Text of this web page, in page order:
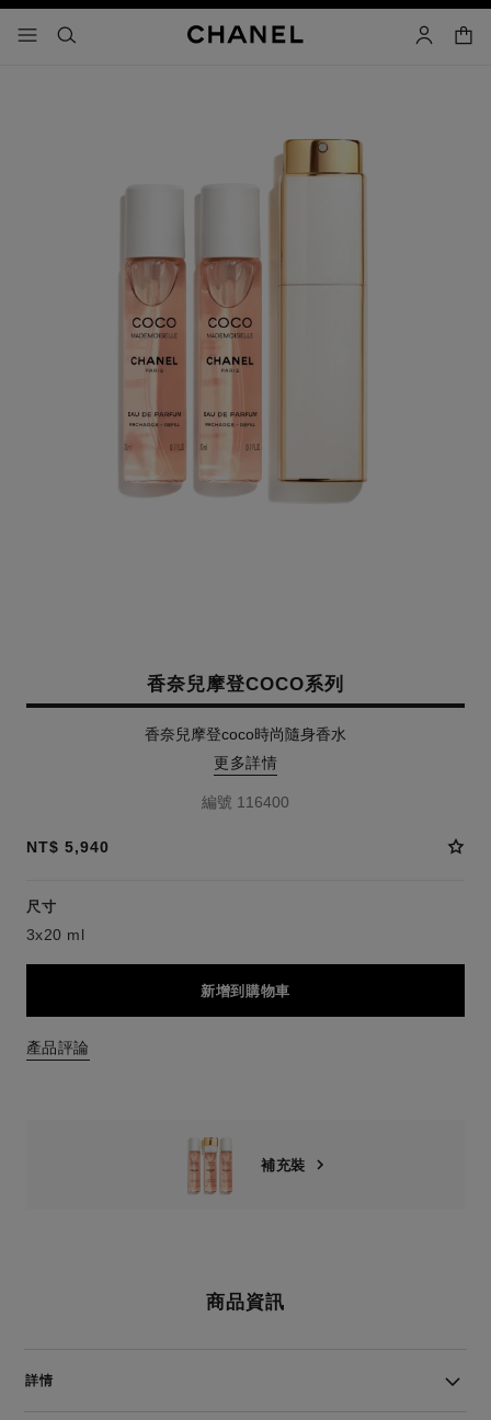
選單 - 主導覽
- 主選單搜尋 帳戶
購物
香奈兒摩登COCO系列
香奈兒摩登coco時尚隨身香水
更多詳情
編號 116400
NT$ 5,940
尺寸
3x20 ml
新增到購物車
產品評論
補充裝
商品資訊
詳情